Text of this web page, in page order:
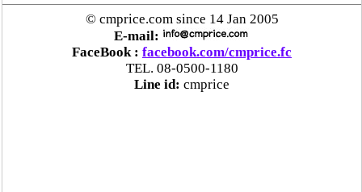
เชียงของ เพื่อดำเนินการตามกฎหมาย พบส่วนใหญ่มี
เอี่ยวแก๊งคอลเซ็นเตอร์
“ตรีนุช” เปิดตัวระบบ “e-WorkPermit” ลงทะเบียน
แรงงานต่างด้าวออนไลน์ ให้บริการ 24 ชั่วโมงทั่ว
© cmprice.com since 14 Jan 2005
E-mail:
FaceBook : facebook.com/cmprice.fc
TEL. 08-0500-1180
Line id: cmprice